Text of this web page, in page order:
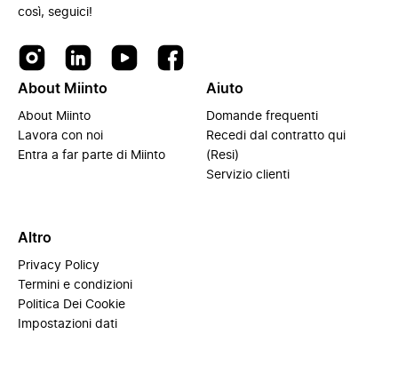
così, seguici!
About Miinto
About Miinto
Lavora con noi
Entra a far parte di Miinto
Aiuto
Domande frequenti
Recedi dal contratto qui
(Resi)
Servizio clienti
Altro
Privacy Policy
Termini e condizioni
Politica Dei Cookie
Impostazioni dati